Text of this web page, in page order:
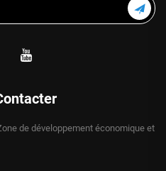
de développement économique et